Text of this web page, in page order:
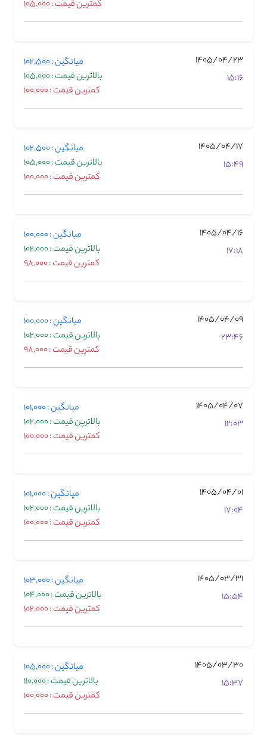
کمترین قیمت : 105,000
1405/04/23
15:16
میانگین : 102,500
بالاترین قیمت : 105,000
کمترین قیمت : 100,000
1405/04/17
15:49
میانگین : 102,500
بالاترین قیمت : 105,000
کمترین قیمت : 100,000
1405/04/16
17:18
میانگین : 100,000
بالاترین قیمت : 102,000
کمترین قیمت : 98,000
1405/04/09
23:46
میانگین : 100,000
بالاترین قیمت : 102,000
کمترین قیمت : 98,000
1405/04/07
12:03
میانگین : 101,000
بالاترین قیمت : 102,000
کمترین قیمت : 100,000
1405/04/01
17:04
میانگین : 101,000
بالاترین قیمت : 102,000
کمترین قیمت : 100,000
1405/03/31
15:54
میانگین : 103,000
بالاترین قیمت : 104,000
کمترین قیمت : 102,000
1405/03/30
15:37
میانگین : 105,000
بالاترین قیمت : 110,000
کمترین قیمت : 100,000